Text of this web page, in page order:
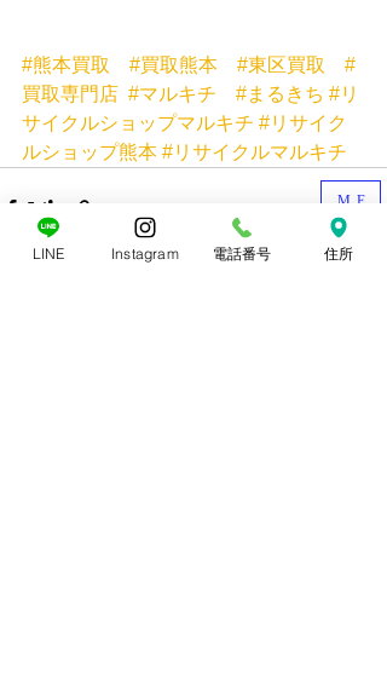
ME
NU
#熊本買取 #買取熊本 #東区買取
#
買取専門店 #マルキチ #まるきち #リ
サイクルショップマルキチ #リサイク
ルショップ熊本 #リサイクルマルキチ
LINE Instagram 電話番号 住所